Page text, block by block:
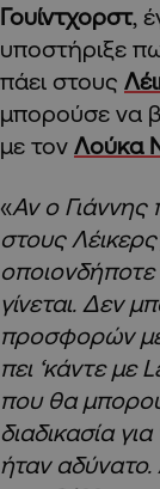
Γουίντχορστ,
υποστήριξε
πάει στους
μπορούσε να
με τον Λούκα
«Αν ο Γιάννης
στους
γίνεται. Δεν
προσφορών
πει ‘κάντε με
που θα
διαδικασία
ήταν αδύνατο.